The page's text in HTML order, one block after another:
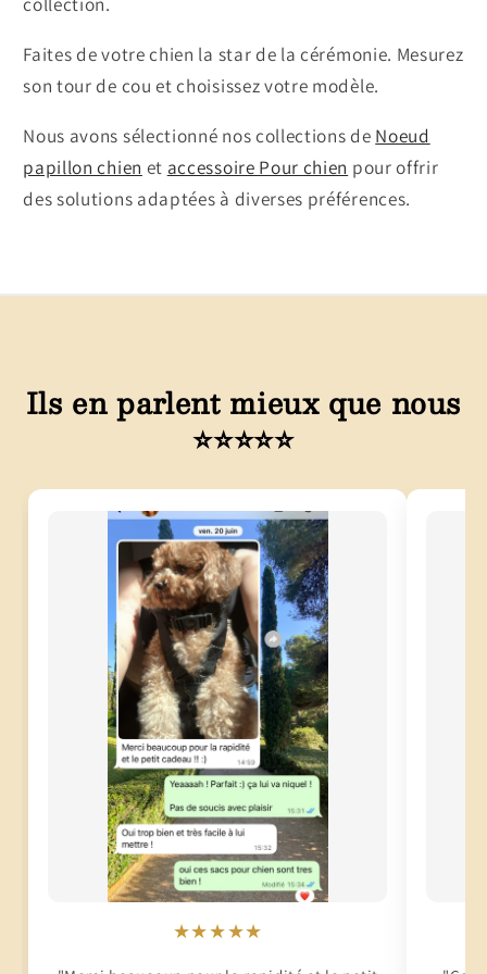
Faites de votre chien la star de la cérémonie. Mesurez
son tour de cou et choisissez votre modèle.
Nous avons sélectionné nos collections de Noeud
papillon chien et accessoire Pour chien pour offrir
des solutions adaptées à diverses préférences.
Ils en parlent mieux que nous
⭐⭐⭐⭐⭐
★★★★★